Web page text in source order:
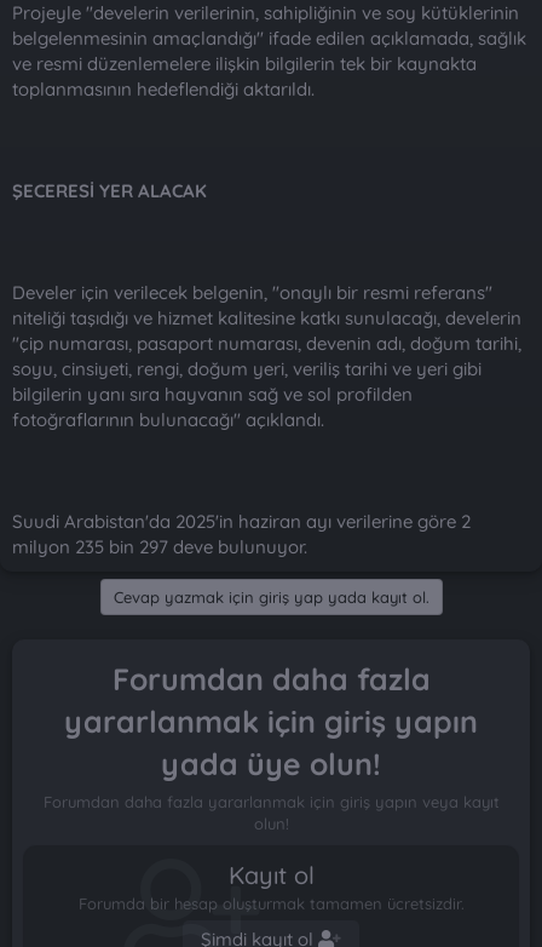
Projeyle "develerin verilerinin, sahipliğinin ve soy kütüklerinin
belgelenmesinin amaçlandığı" ifade edilen açıklamada, sağlık
ve resmi düzenlemelere ilişkin bilgilerin tek bir kaynakta
toplanmasının hedeflendiği aktarıldı.
ŞECERESİ YER ALACAK
Develer için verilecek belgenin, "onaylı bir resmi referans"
niteliği taşıdığı ve hizmet kalitesine katkı sunulacağı, develerin
"çip numarası, pasaport numarası, devenin adı, doğum tarihi,
soyu, cinsiyeti, rengi, doğum yeri, veriliş tarihi ve yeri gibi
bilgilerin yanı sıra hayvanın sağ ve sol profilden
fotoğraflarının bulunacağı" açıklandı.
Suudi Arabistan'da 2025'in haziran ayı verilerine göre 2
milyon 235 bin 297 deve bulunuyor.
Cevap yazmak için giriş yap yada kayıt ol.
Forumdan daha fazla
yararlanmak için giriş yapın
yada üye olun!
Forumdan daha fazla yararlanmak için giriş yapın veya kayıt
olun!
Kayıt ol
Forumda bir hesap oluşturmak tamamen ücretsizdir.
Şimdi kayıt ol